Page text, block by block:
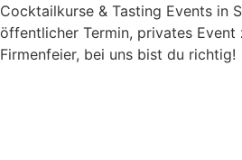
Zum
Inhalt
springen
Cocktailkurse & Tasting Events in
öffentlicher Termin, privates Event
Firmenfeier, bei uns bist du richtig!